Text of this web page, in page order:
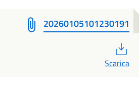
20260105101230191
Scarica